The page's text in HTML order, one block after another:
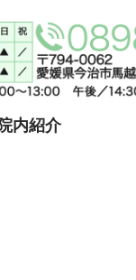
｜愛媛県
院内紹介